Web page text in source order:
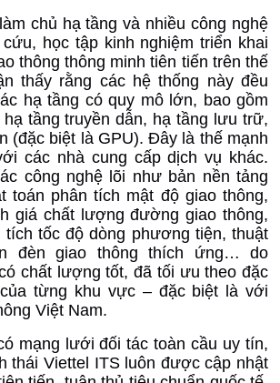
chủ hạ tầng và nhiều công nghệ
học tập kinh nghiệm triển khai
thông thông minh tiên tiến trên thế
thấy rằng các hệ thống này đều
hạ tầng có quy mô lớn, bao gồm
tầng truyền dẫn, hạ tầng lưu trữ,
(đặc biệt là GPU). Đây là thế mạnh
các nhà cung cấp dịch vụ khác.
công nghệ lõi như bản nền tảng
toán phân tích mật độ giao thông,
giá chất lượng đường giao thông,
tích tốc độ dòng phương tiện, thuật
đèn giao thông thích ứng… do
chất lượng tốt, đã tối ưu theo đặc
từng khu vực – đặc biệt là với
Việt Nam.
mạng lưới đối tác toàn cầu uy tín,
thái Viettel ITS luôn được cập nhật